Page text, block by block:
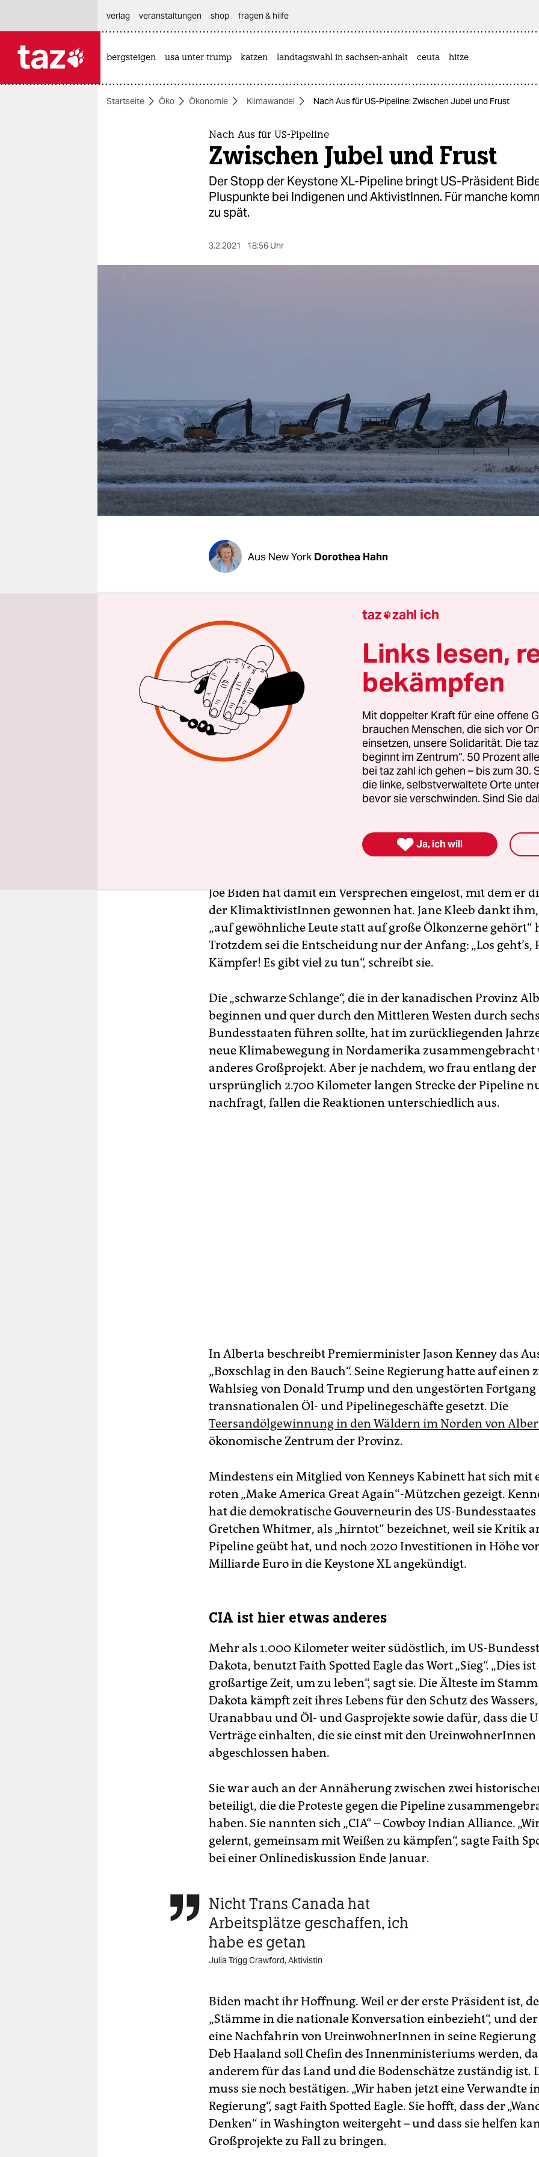
themen
veranstaltungen
shop
fragen & hilfe
unterstützen
abo
genossenschaft
verlag
veranstaltungen shop fragen & hilfe
bergsteigen usa unter trump katzen landtagswahl in sachsen-anhalt ceuta hitze
Startseite Öko Ökonomie Klimawandel Nach Aus für US-Pipeline: Zwischen Jubel und Frust
Nach Aus für US-Pipeline
Zwischen Jubel und Frust
Der Stopp der Keystone XL-Pipeline bringt US-Präsident
Pluspunkte bei Indigenen und AktivistInnen. Für manche
zu spät.
3.2.2021 18:56 Uhr
Aus New York Dorothea Hahn
„Leute, wir haben es geschafft“, jubelt Jane Kleeb am Abend
Januar auf Facebook. Bei der Demokratin und
Lincoln im US-Bundesstaat Nebraska sind in den letzten
Fäden im Kampf gegen die Keystone XL
Pipeline sollte schweres Öl aus dem Teersandabbau in
die Raffinerien am Golf von Mexiko bringen.Der neue US-
hat das Projekt an seinem ersten Amtstag gekippt.
Joe Biden hat damit ein Versprechen eingelöst, mit dem er
der KlimaktivistInnen gewonnen hat. Jane Kleeb dankt ihm,
„auf gewöhnliche Leute statt auf große Ölkonzerne gehört“
Trotzdem sei die Entscheidung nur der Anfang: „Los geht’s,
Kämpfer! Es gibt viel zu tun“, schreibt sie.
Die „schwarze Schlange“, die in der kanadischen Provinz
beginnen und quer durch den Mittleren Westen durch
Bundesstaaten führen sollte, hat im zurückliegenden
neue Klimabewegung in Nordamerika zusammengebracht
anderes Großprojekt. Aber je nachdem, wo frau entlang der
ursprünglich 2.700 Kilometer langen Strecke der Pipeline
nachfragt, fallen die Reaktionen unterschiedlich aus.
In Alberta beschreibt Premierminister Jason Kenney das
„Boxschlag in den Bauch“. Seine Regierung hatte auf einen
Wahlsieg von Donald Trump und den ungestörten Fortgang
transnationalen Öl- und Pipelinegeschäfte gesetzt. Die
Teersandölgewinnung in den Wäldern im Norden von
ökonomische Zentrum der Provinz.
Mindestens ein Mitglied von Kenneys Kabinett hat sich mit
roten „Make America Great Again“-Mützchen gezeigt.
hat die demokratische Gouverneurin des US-
Gretchen Whitmer, als „hirntot“ bezeichnet, weil sie Kritik
Pipeline geübt hat, und noch 2020 Investitionen in Höhe
Milliarde Euro in die Keystone XL angekündigt.
CIA ist hier etwas anderes
Mehr als 1.000 Kilometer weiter südöstlich, im US-
Dakota, benutzt Faith Spotted Eagle das Wort „Sieg“. „Dies
großartige Zeit, um zu leben“, sagt sie. Die Älteste im
Dakota kämpft zeit ihres Lebens für den Schutz des
Uranabbau und Öl- und Gasprojekte sowie dafür, dass die
Verträge einhalten, die sie einst mit den UreinwohnerInnen
abgeschlossen haben.
Sie war auch an der Annäherung zwischen zwei
beteiligt, die die Proteste gegen die Pipeline
haben. Sie nannten sich „CIA“ – Cowboy Indian Alliance.
gelernt, gemeinsam mit Weißen zu kämpfen“, sagte Faith
bei einer Onlinediskussion Ende Januar.
 Nicht Trans Canada hat
Arbeitsplätze geschaffen, ich
habe es getan
Julia Trigg Crawford, Aktivistin
Biden macht ihr Hoffnung. Weil er der erste Präsident ist,
„Stämme in die nationale Konversation einbezieht“, und
eine Nachfahrin von UreinwohnerInnen in seine
Deb Haaland soll Chefin des Innenministeriums werden,
anderem für das Land und die Bodenschätze zuständig ist.
muss sie noch bestätigen. „Wir haben jetzt eine Verwandte
Regierung“, sagt Faith Spotted Eagle. Sie hofft, dass der
Denken“ in Washington weitergeht – und dass sie helfen
Großprojekte zu Fall zu bringen.
taz zahl ich
Links lesen,
bekämpfen
Mit doppelter Kraft für eine offene
brauchen Menschen, die sich vor
einsetzen, unsere Solidarität. Die
beginnt im Zentrum“. 50 Prozent
bei taz zahl ich gehen – bis zum
die linke, selbstverwaltete Orte
bevor sie verschwinden. Sind Sie
 Ja, ich will